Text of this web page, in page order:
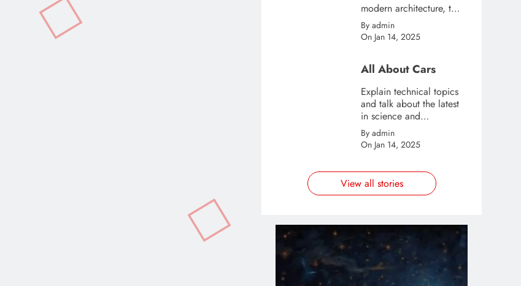
modern architecture, this
template is great for
creating stories about
urban and city tourism.
By admin
On Jan 14, 2025
All About Cars
Explain technical topics
and talk about the latest
in science and
technology with this
clean and futuristic
template.
By admin
On Jan 14, 2025
View all stories